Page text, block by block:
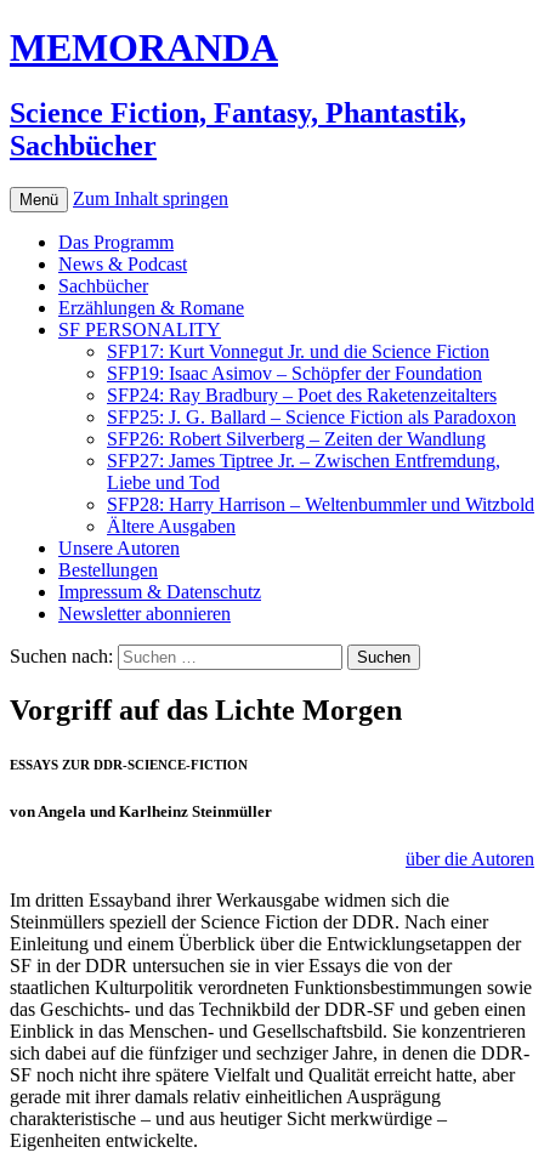
MEMORANDA
Science Fiction, Fantasy, Phantastik,
Sachbücher
Menü Zum Inhalt springen
Das Programm
News & Podcast
Sachbücher
Erzählungen & Romane
SF PERSONALITY
SFP17: Kurt Vonnegut Jr. und die Science Fiction
SFP19: Isaac Asimov – Schöpfer der Foundation
SFP24: Ray Bradbury – Poet des Raketenzeitalters
SFP25: J. G. Ballard – Science Fiction als Paradoxon
SFP26: Robert Silverberg – Zeiten der Wandlung
SFP27: James Tiptree Jr. – Zwischen Entfremdung,
Liebe und Tod
SFP28: Harry Harrison – Weltenbummler und Witzbold
Ältere Ausgaben
Unsere Autoren
Bestellungen
Impressum & Datenschutz
Newsletter abonnieren
Suchen nach:
Vorgriff auf das Lichte Morgen
ESSAYS ZUR DDR-SCIENCE-FICTION
von Angela und Karlheinz Steinmüller
über die Autoren
Im dritten Essayband ihrer Werkausgabe widmen sich die
Steinmüllers speziell der Science Fiction der DDR. Nach einer
Einleitung und einem Überblick über die Entwicklungsetappen der
SF in der DDR untersuchen sie in vier Essays die von der
staatlichen Kulturpolitik verordneten Funktionsbestimmungen sowie
das Geschichts- und das Technikbild der DDR-SF und geben einen
Einblick in das Menschen- und Gesellschaftsbild. Sie konzentrieren
sich dabei auf die fünfziger und sechziger Jahre, in denen die DDR-
SF noch nicht ihre spätere Vielfalt und Qualität erreicht hatte, aber
gerade mit ihrer damals relativ einheitlichen Ausprägung
charakteristische – und aus heutiger Sicht merkwürdige –
Eigenheiten entwickelte.